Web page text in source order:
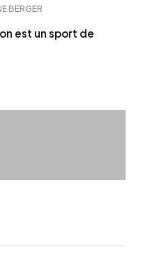
BERGER
est un sport de